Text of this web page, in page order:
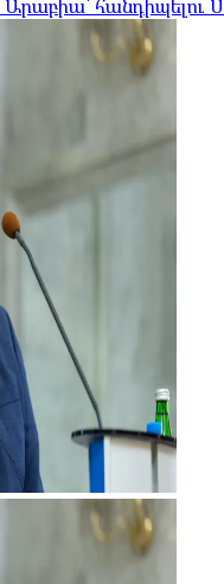
Արաբիա՝